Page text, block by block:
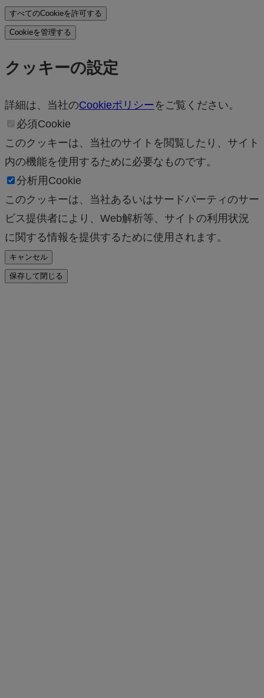
すべてのCookieを許可する
Cookieを管理する
クッキーの設定
詳細は、当社のCookieポリシーをご覧ください。
必須Cookie
このクッキーは、当社のサイトを閲覧したり、サイト
内の機能を使用するために必要なものです。
分析用Cookie
このクッキーは、当社あるいはサードパーティのサー
ビス提供者により、Web解析等、サイトの利用状況
に関する情報を提供するために使用されます。
キャンセル
保存して閉じる